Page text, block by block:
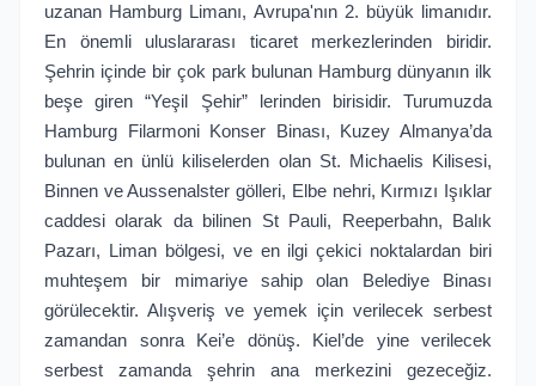
uzanan Hamburg Limanı, Avrupa'nın 2. büyük limanıdır.
En önemli uluslararası ticaret merkezlerinden biridir.
Şehrin içinde bir çok park bulunan Hamburg dünyanın ilk
beşe giren “Yeşil Şehir” lerinden birisidir. Turumuzda
Hamburg Filarmoni Konser Binası, Kuzey Almanya’da
bulunan en ünlü kiliselerden olan St. Michaelis Kilisesi,
Binnen ve Aussenalster gölleri, Elbe nehri, Kırmızı Işıklar
caddesi olarak da bilinen St Pauli, Reeperbahn, Balık
Pazarı, Liman bölgesi, ve en ilgi çekici noktalardan biri
muhteşem bir mimariye sahip olan Belediye Binası
görülecektir. Alışveriş ve yemek için verilecek serbest
zamandan sonra Kei’e dönüş. Kiel’de yine verilecek
serbest zamanda şehrin ana merkezini gezeceğiz.